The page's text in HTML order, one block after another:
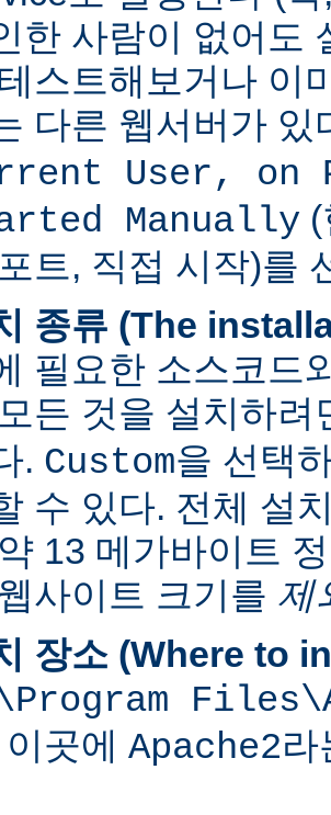
한 사람이 없어도
스트해보거나 이
다른 웹서버가
User, on
Manually
트, 직접 시작)를
종류 (The
필요한 소스코드
든 것을 설치하
. Custom을 선택
수 있다. 전체 설
13 메가바이트
사이트 크기를 제
장소 (Where to
곳에 Apache2라